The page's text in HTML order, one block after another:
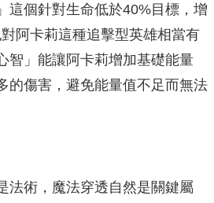
這個針對生命低於40%目標，增
阿卡莉這種追擊型英雄相當有
智」能讓阿卡莉增加基礎能量
的傷害，避免能量值不足而無法
法術，魔法穿透自然是關鍵屬